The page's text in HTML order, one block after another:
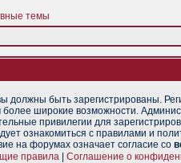
темы
должны быть зарегистрированы.
более широкие возможности.
привилегии для
ознакомиться с правилами и
на форумах означает согласие со
правила
Соглашение о